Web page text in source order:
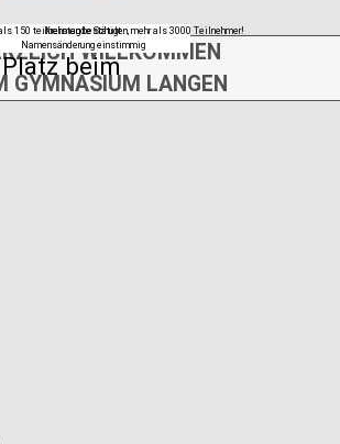
WILLKOMMEN
GYMNASIUM LANGEN
Kreistag bestätigt
Namensänderung einstimmig
150 teilnehmende Schulen, mehr als 3000 Teilnehmer!
beim